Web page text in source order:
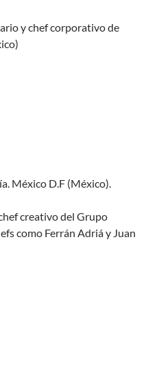
y chef corporativo de
México D.F (México).
creativo del Grupo
como Ferrán Adriá y Juan